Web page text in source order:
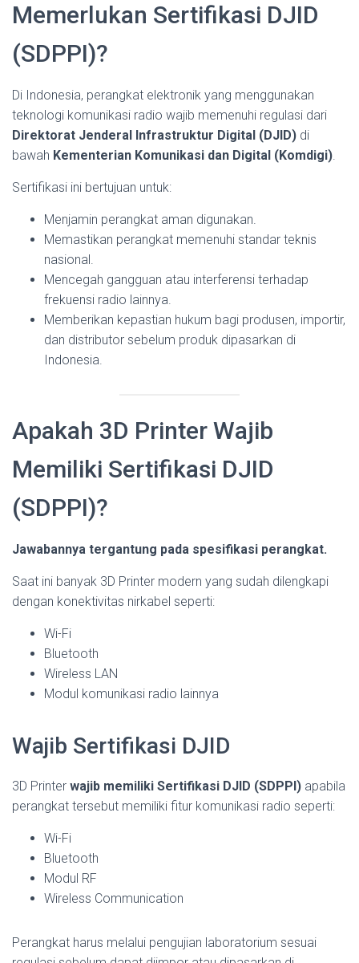
Memerlukan Sertifikasi DJID
(SDPPI)?
Di Indonesia, perangkat elektronik yang menggunakan
teknologi komunikasi radio wajib memenuhi regulasi dari
Direktorat Jenderal Infrastruktur Digital (DJID) di
bawah Kementerian Komunikasi dan Digital (Komdigi).
Sertifikasi ini bertujuan untuk:
Menjamin perangkat aman digunakan.
Memastikan perangkat memenuhi standar teknis
nasional.
Mencegah gangguan atau interferensi terhadap
frekuensi radio lainnya.
Memberikan kepastian hukum bagi produsen, importir,
dan distributor sebelum produk dipasarkan di
Indonesia.
Apakah 3D Printer Wajib
Memiliki Sertifikasi DJID
(SDPPI)?
Jawabannya tergantung pada spesifikasi perangkat.
Saat ini banyak 3D Printer modern yang sudah dilengkapi
dengan konektivitas nirkabel seperti:
Wi-Fi
Bluetooth
Wireless LAN
Modul komunikasi radio lainnya
Wajib Sertifikasi DJID
3D Printer wajib memiliki Sertifikasi DJID (SDPPI) apabila
perangkat tersebut memiliki fitur komunikasi radio seperti:
Wi-Fi
Bluetooth
Modul RF
Wireless Communication
Perangkat harus melalui pengujian laboratorium sesuai